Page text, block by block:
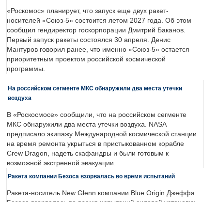
«Роскомос» планирует, что запуск еще двух ракет-
носителей «Союз-5» состоится летом 2027 года. Об этом
сообщил гендиректор госкорпорации Дмитрий Баканов.
Первый запуск ракеты состоялся 30 апреля. Денис
Мантуров говорил ранее, что именно «Союз-5» остается
приоритетным проектом российской космической
программы.
На российском сегменте МКС обнаружили два места утечки
воздуха
В «Роскосмосе» сообщили, что на российском сегменте
МКС обнаружили два места утечки воздуха. NASA
предписало экипажу Международной космической станции
на время ремонта укрыться в пристыкованном корабле
Crew Dragon, надеть скафандры и были готовым к
возможной экстренной эвакуации.
Ракета компании Безоса взорвалась во время испытаний
Ракета-носитель New Glenn компании Blue Origin Джеффа